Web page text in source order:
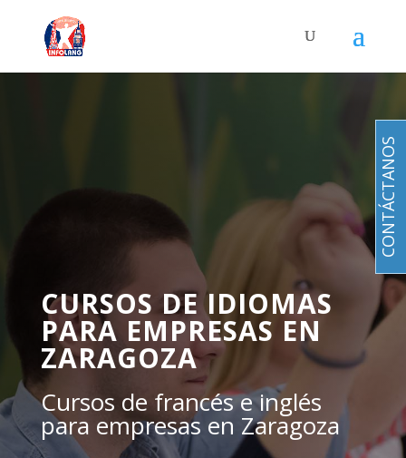
CURSOS DE IDIOMAS
PARA EMPRESAS EN
ZARAGOZA
Cursos de francés e inglés
para empresas en Zaragoza
CONTÁCTANOS